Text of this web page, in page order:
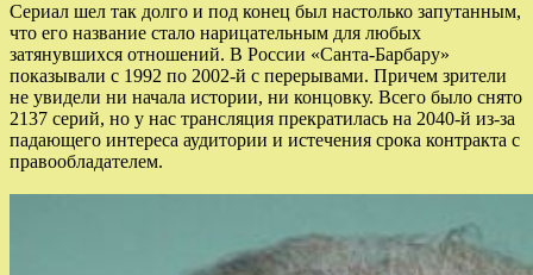
Сериал шел так долго и под конец был настолько запутанным,
что его название стало нарицательным для любых
затянувшихся отношений. В России «Санта-Барбару»
показывали с 1992 по 2002-й с перерывами. Причем зрители
не увидели ни начала истории, ни концовку. Всего было снято
2137 серий, но у нас трансляция прекратилась на 2040-й из-за
падающего интереса аудитории и истечения срока контракта с
правообладателем.